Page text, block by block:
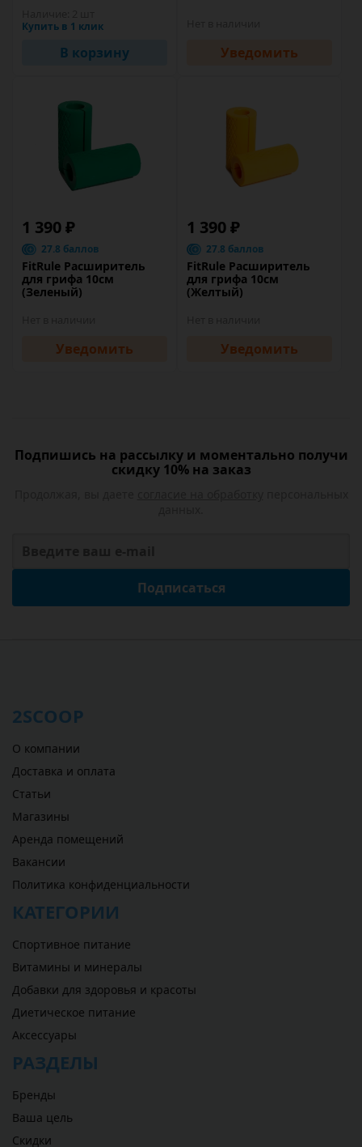
Купить в 1 клик
В корзину Уведомить
1 390 ₽
27.8 баллов
FitRule Расширитель
для грифа 10см
(Зеленый)
Уведомить
1 390 ₽
27.8 баллов
FitRule Расширитель
для грифа 10см
(Желтый)
Уведомить
Подпишись на рассылку и моментально получи
скидку 10% на заказ
Подписаться
2SCOOP
О компании
Доставка и оплата
Статьи
Магазины
Аренда помещений
Вакансии
Политика конфиденциальности
КАТЕГОРИИ
Спортивное питание
Витамины и минералы
Добавки для здоровья и красоты
Диетическое питание
Аксессуары
РАЗДЕЛЫ
Бренды
Ваша цель
Скидки